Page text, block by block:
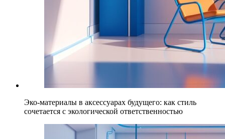
Эко-материалы в аксессуарах будущего: как стиль
сочетается с экологической ответственностью